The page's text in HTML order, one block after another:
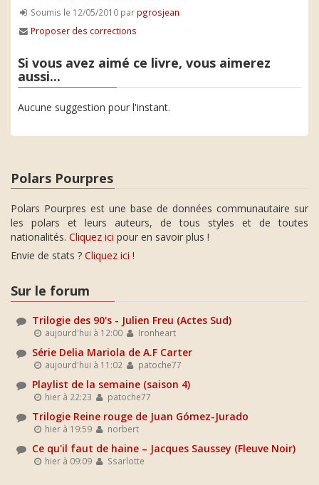
Soumis le 12/05/2010 par pgrosjean
Proposer des corrections
Si vous avez aimé ce livre, vous aimerez
aussi...
Aucune suggestion pour l'instant.
Polars Pourpres
Polars Pourpres est une base de données communautaire sur
les polars et leurs auteurs, de tous styles et de toutes
nationalités. Cliquez ici pour en savoir plus !
Envie de stats ? Cliquez ici !
Sur le forum
Trilogie des 90's - Julien Freu (Actes Sud)
aujourd'hui à 12:00 Ironheart
Série Delia Mariola de A.F Carter
aujourd'hui à 11:02 patoche77
Playlist de la semaine (saison 4)
hier à 22:23 patoche77
Trilogie Reine rouge de Juan Gómez-Jurado
hier à 19:59 norbert
Ce qu'il faut de haine – Jacques Saussey (Fleuve Noir)
hier à 09:09 Ssarlotte